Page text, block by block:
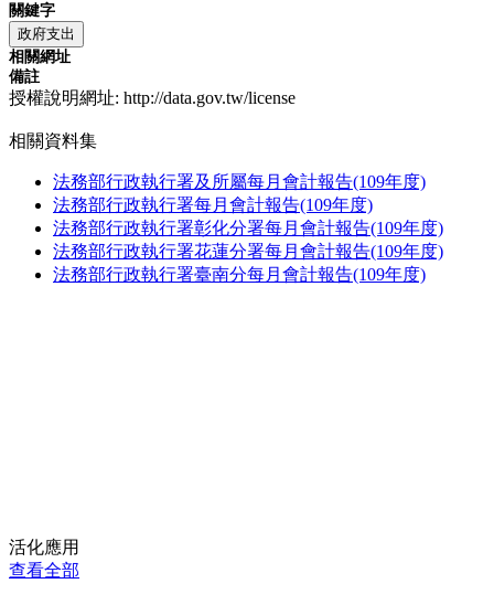
關鍵字
政府支出
相關網址
備註
授權說明網址: http://data.gov.tw/license
相關資料集
法務部行政執行署及所屬每月會計報告(109年度)
法務部行政執行署每月會計報告(109年度)
法務部行政執行署彰化分署每月會計報告(109年度)
法務部行政執行署花蓮分署每月會計報告(109年度)
法務部行政執行署臺南分每月會計報告(109年度)
活化應用
查看全部